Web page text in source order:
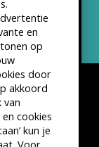
en
op
door
akkoord
van
cookies
kun je
Voor
lettertjes